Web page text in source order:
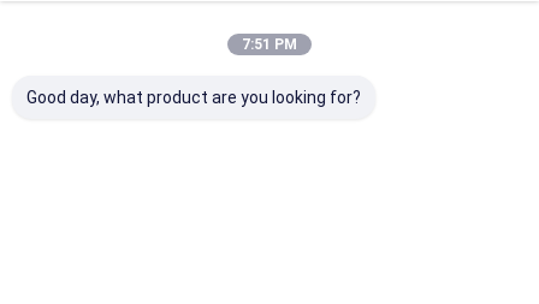
7:51 PM
Good day, what product are you looking for?